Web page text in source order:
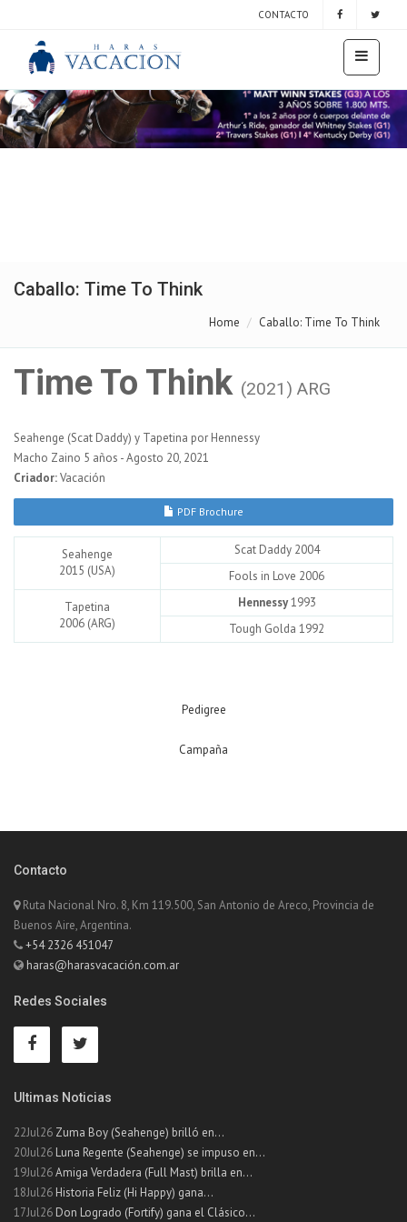
CONTACTO
Caballo: Time To Think
Home Caballo: Time To Think
Time To Think (2021) ARG
Seahenge (Scat Daddy) y Tapetina por Hennessy
Macho Zaino 5 años - Agosto 20, 2021
Criador:Vacación
PDF Brochure
Seahenge
2015 (USA)
Scat Daddy 2004
Fools in Love 2006
Tapetina
2006 (ARG)
Hennessy1993
Tough Golda 1992
Pedigree
Campaña
Contacto
Ruta Nacional Nro. 8, Km 119.500, San Antonio de Areco, Provincia de
Buenos Aire, Argentina.
+54 2326 451047
haras@harasvacación.com.ar
Redes Sociales
Ultimas Noticias
22Jul26 Zuma Boy (Seahenge) brilló en...
20Jul26 Luna Regente (Seahenge) se impuso en...
19Jul26Amiga Verdadera (Full Mast) brilla en...
18Jul26 Historia Feliz (Hi Happy) gana...
17Jul26 Don Logrado (Fortify) gana el Clásico...